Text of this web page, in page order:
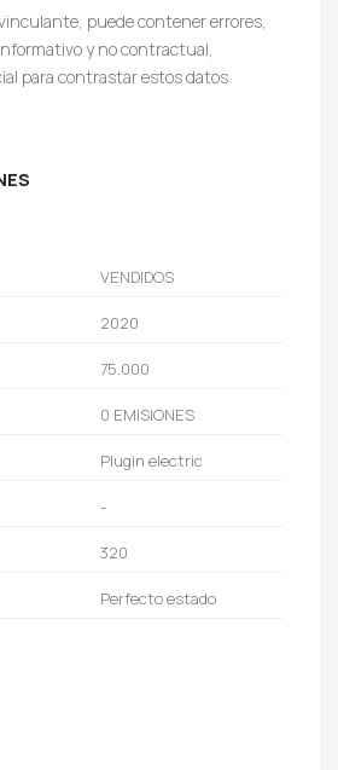
puede contener errores,
y no contractual,
para contrastar estos datos
VENDIDOS
2020
75.000
0 EMISIONES
Plugin electric
-
320
Perfecto estado